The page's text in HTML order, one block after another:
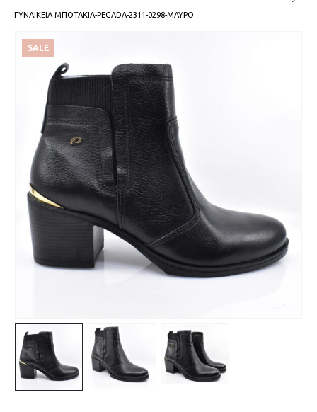
ΓΥΝΑΙΚΕΙΑ ΜΠΟΤΑΚΙΑ-PEGADA-2311-0298-ΜΑΥΡΟ
SALE